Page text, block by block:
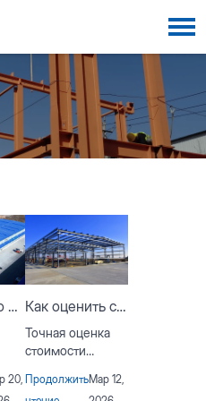
Руководство по стальным конструкциям для заводов: легкие, средние и тяжелые стальные здания
20,
Как оценить стоимость строительства стального склада до начала проектирования?
Точная оценка
стоимости
стального склада
ПродолжитьМар 12,